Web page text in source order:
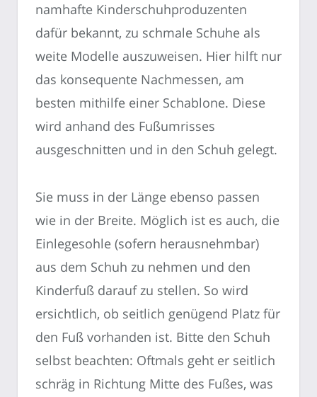
namhafte Kinderschuhproduzenten
dafür bekannt, zu schmale Schuhe als
weite Modelle auszuweisen. Hier hilft nur
das konsequente Nachmessen, am
besten mithilfe einer Schablone. Diese
wird anhand des Fußumrisses
ausgeschnitten und in den Schuh gelegt.
Sie muss in der Länge ebenso passen
wie in der Breite. Möglich ist es auch, die
Einlegesohle (sofern herausnehmbar)
aus dem Schuh zu nehmen und den
Kinderfuß darauf zu stellen. So wird
ersichtlich, ob seitlich genügend Platz für
den Fuß vorhanden ist. Bitte den Schuh
selbst beachten: Oftmals geht er seitlich
schräg in Richtung Mitte des Fußes, was